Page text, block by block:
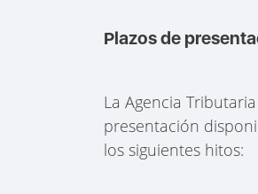
Plazos de
La Agencia
presentación
los siguientes hitos: